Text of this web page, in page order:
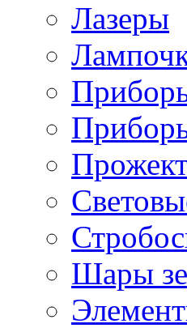
Лазеры
Шары